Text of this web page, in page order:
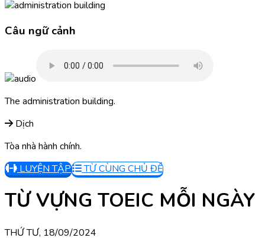
Câu ngữ cảnh
The administration building.
Dịch
Tòa nhà hành chính.
LUYỆN TẬP
TỪ CÙNG CHỦ ĐỀ
TỪ VỰNG TOEIC MỖI NGÀY
THỨ TƯ, 18/09/2024